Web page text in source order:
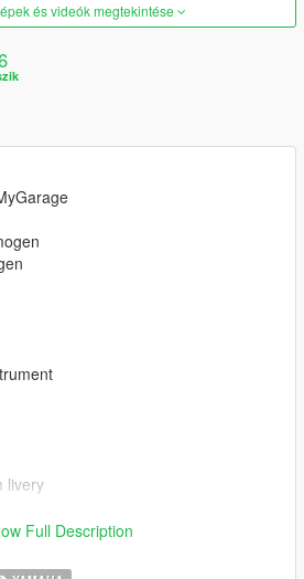
és videók megtekintése
livery
:
toYankshuru
Full Description